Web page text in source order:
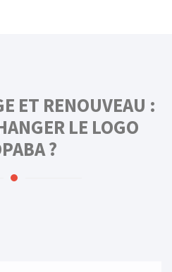
ET RENOUVEAU :
LE LOGO
?